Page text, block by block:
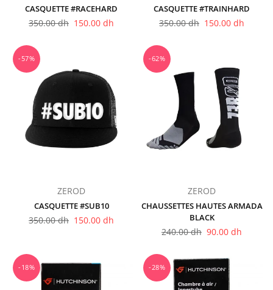
CASQUETTE #RACEHARD
Prix
350.00 dh 150.00 dh
CASQUETTE #TRAINHARD
Prix
350.00 dh 150.00 dh
-57%
ZEROD
CASQUETTE #SUB10
Prix
350.00 dh 150.00 dh
-62%
ZEROD
CHAUSSETTES HAUTES ARMADA
BLACK
Prix
240.00 dh 90.00 dh
-18% -28%